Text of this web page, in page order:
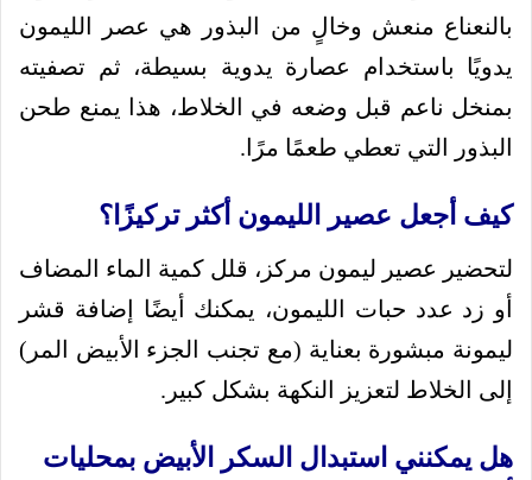
بالنعناع منعش وخالٍ من البذور هي عصر الليمون
يدويًا باستخدام عصارة يدوية بسيطة، ثم تصفيته
بمنخل ناعم قبل وضعه في الخلاط، هذا يمنع طحن
البذور التي تعطي طعمًا مرًا.
كيف أجعل عصير الليمون أكثر تركيزًا؟
لتحضير عصير ليمون مركز، قلل كمية الماء المضاف
أو زد عدد حبات الليمون، يمكنك أيضًا إضافة قشر
ليمونة مبشورة بعناية (مع تجنب الجزء الأبيض المر)
إلى الخلاط لتعزيز النكهة بشكل كبير.
هل يمكنني استبدال السكر الأبيض بمحليات